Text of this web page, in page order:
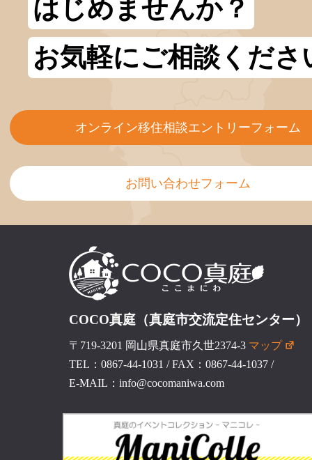
はじめませんか？
お気軽にご相談くださ
オンライン移住相談エントリーフォーム
お問い合わせフォーム
COCO真庭（真庭市交流定住センター）
〒719-3201 岡山県真庭市久世2374-3 マップ
TEL：0867-44-1031 /FAX：0867-44-1037/
E-MAIL：info@cocomaniwa.com